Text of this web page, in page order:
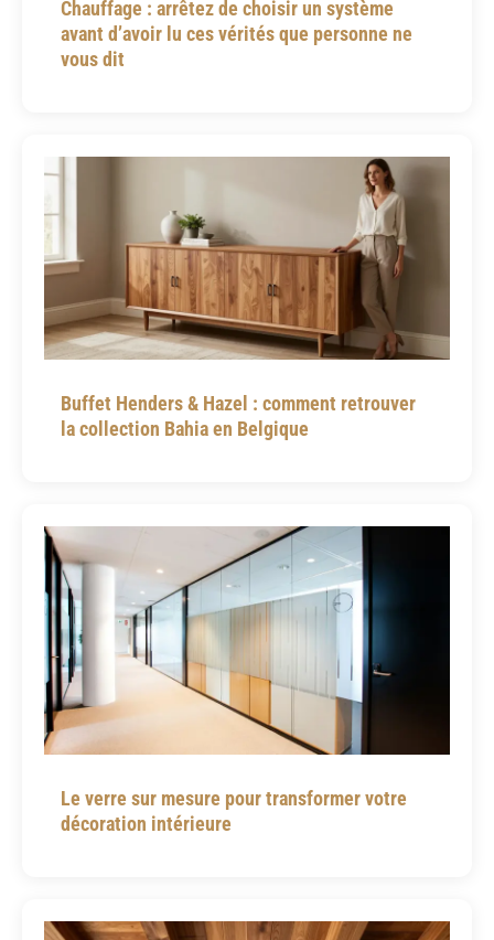
Chauffage : arrêtez de choisir un système
avant d’avoir lu ces vérités que personne ne
vous dit
Buffet Henders & Hazel : comment retrouver
la collection Bahia en Belgique
Le verre sur mesure pour transformer votre
décoration intérieure